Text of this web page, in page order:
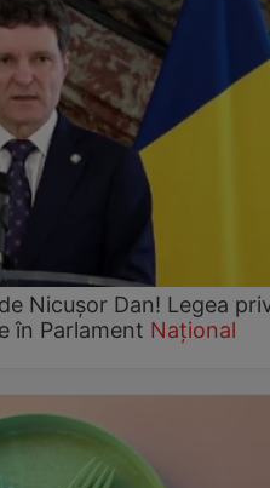
Nicușor Dan! Legea
în Parlament Național